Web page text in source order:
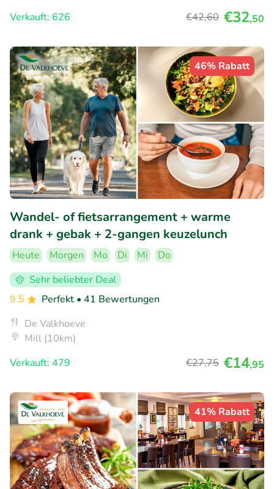
Verkauft: 626
€42,60 €32,50
46% Rabatt
Wandel- of fietsarrangement + warme
drank + gebak + 2-gangen keuzelunch
Heute Morgen Mo Di Mi
Do
Sehr beliebter Deal
9.5
Perfekt • 41 Bewertungen
De Valkhoeve
Mill (10km)
Verkauft: 479
€27,75 €14,95
41% Rabatt